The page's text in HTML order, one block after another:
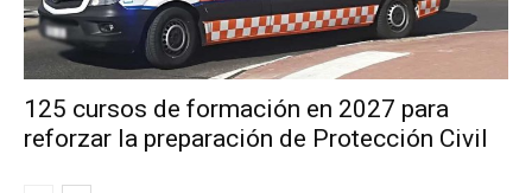
125 cursos de formación en 2027 para
reforzar la preparación de Protección Civil